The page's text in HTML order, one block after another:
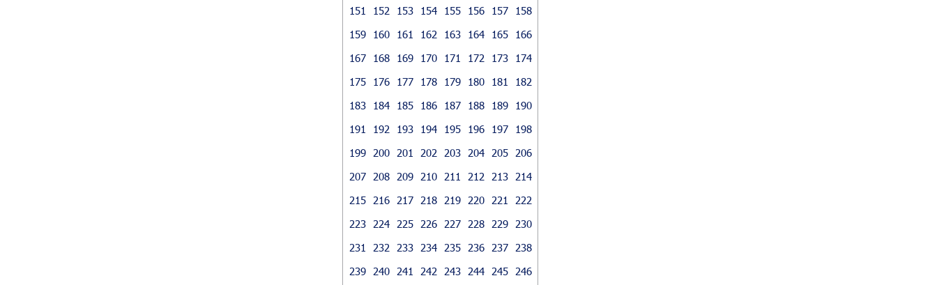
151
152 153 154 155 156 157
158
159
160 161 162 163 164 165
166
167
168 169 170 171 172 173
174
175
176 177 178 179 180 181
182
183
184 185 186 187 188 189
190
191
192 193 194 195 196 197
198
199
200 201 202 203 204 205
206
207
208 209 210 211 212 213
214
215
216 217 218 219 220 221
222
223
224 225 226 227 228 229
230
231
232 233 234 235 236 237
238
239
240 241 242 243 244 245 246